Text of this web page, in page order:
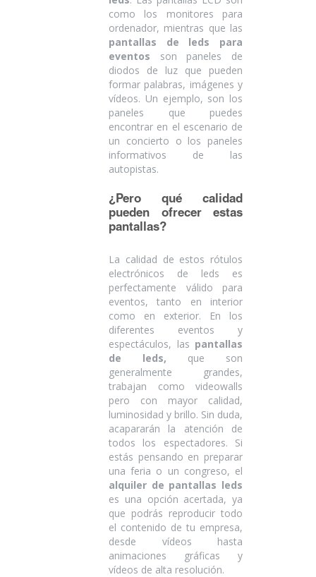
como los monitores para
ordenador, mientras que las
pantallas de leds para
eventos son paneles de
diodos de luz que pueden
formar palabras, imágenes y
vídeos. Un ejemplo, son los
paneles que puedes
encontrar en el escenario de
un concierto o los paneles
informativos de las
autopistas.
¿Pero qué calidad
pueden ofrecer estas
pantallas?
La calidad de estos rótulos
electrónicos de leds es
perfectamente válido para
eventos, tanto en interior
como en exterior. En los
diferentes eventos y
espectáculos, las pantallas
de leds, que son
generalmente grandes,
trabajan como videowalls
pero con mayor calidad,
luminosidad y brillo. Sin duda,
acapararán la atención de
todos los espectadores. Si
estás pensando en preparar
una feria o un congreso, el
alquiler de pantallas leds
es una opción acertada, ya
que podrás reproducir todo
el contenido de tu empresa,
desde vídeos hasta
animaciones gráficas y
vídeos de alta resolución.